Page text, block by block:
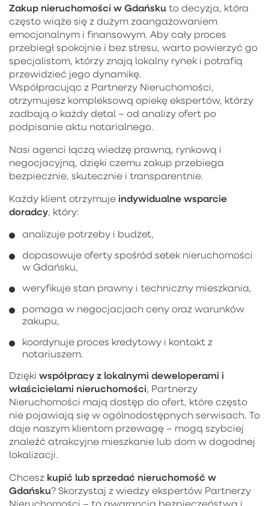
Zakup nieruchomości w Gdańsku to decyzja, która
często wiąże się z dużym zaangażowaniem
emocjonalnym i finansowym. Aby cały proces
przebiegł spokojnie i bez stresu, warto powierzyć go
specjalistom, którzy znają lokalny rynek i potrafią
przewidzieć jego dynamikę.
Współpracując z Partnerzy Nieruchomości,
otrzymujesz kompleksową opiekę ekspertów, którzy
zadbają o każdy detal – od analizy ofert po
podpisanie aktu notarialnego.
Nasi agenci łączą wiedzę prawną, rynkową i
negocjacyjną, dzięki czemu zakup przebiega
bezpiecznie, skutecznie i transparentnie.
Każdy klient otrzymuje indywidualne wsparcie
doradcy, który:
analizuje potrzeby i budżet,
dopasowuje oferty spośród setek nieruchomości
w Gdańsku,
weryfikuje stan prawny i techniczny mieszkania,
pomaga w negocjacjach ceny oraz warunków
zakupu,
koordynuje proces kredytowy i kontakt z
notariuszem.
Dzięki współpracy z lokalnymi deweloperami i
właścicielami nieruchomości, Partnerzy
Nieruchomości mają dostęp do ofert, które często
nie pojawiają się w ogólnodostępnych serwisach. To
daje naszym klientom przewagę – mogą szybciej
znaleźć atrakcyjne mieszkanie lub dom w dogodnej
lokalizacji.
Chcesz kupić lub sprzedać nieruchomość w
Gdańsku? Skorzystaj z wiedzy ekspertów Partnerzy
Nieruchomości – to gwarancja bezpieczeństwa i